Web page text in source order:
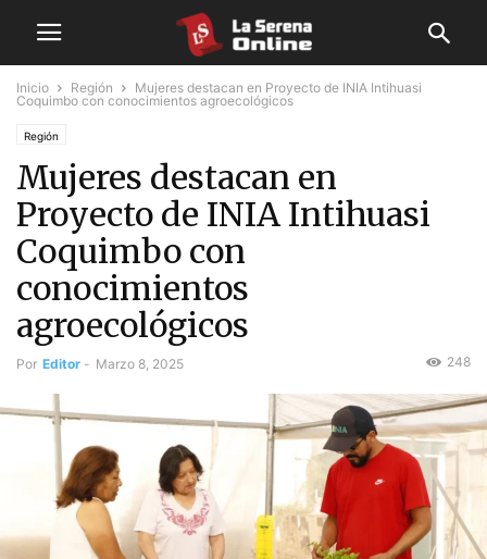
Inicio Región
Mujeres destacan en Proyecto de INIA Intihuasi
Coquimbo con conocimientos agroecológicos
Región
Mujeres destacan en
Proyecto de INIA Intihuasi
Coquimbo con
conocimientos
agroecológicos
Por Editor - Marzo 8, 2025 248